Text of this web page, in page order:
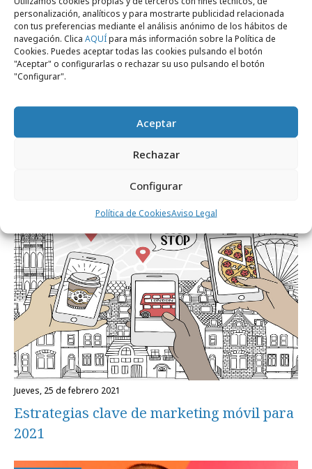
personalización, analíticos y para mostrarte publicidad relacionada
con tus preferencias mediante el análisis anónimo de los hábitos de
navegación. Clica AQUÍpara más información sobre la Política de
Cookies. Puedes aceptar todas las cookies pulsando el botón
"Aceptar" o configurarlas o rechazar su uso pulsando el botón
"Configurar".
Aceptar
Rechazar
Configurar
Política de CookiesAviso Legal
"El tráfico incremental, clave en campañas
con objetivos mid-low funnel"
Formación y estudios
jueves, 25 de febrero 2021
Estrategias clave de marketing móvil para
2021